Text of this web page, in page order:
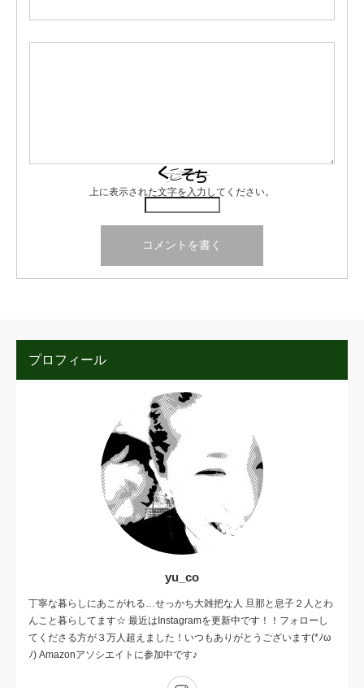
上に表示された文字を入力してください。
プロフィール
yu_co
丁寧な暮らしにあこがれる…せっかち大雑把な人 旦那と息子２人とわ
んこと暮らしてます☆ 最近はInstagramを更新中です！！フォローし
てくださる方が３万人超えました！いつもありがとうございます(*ﾉω
ﾉ) Amazonアソシエイトに参加中です♪